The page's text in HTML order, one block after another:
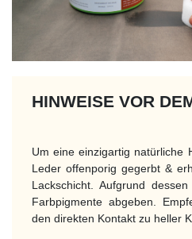
HINWEISE VOR
Um eine einzigartig natürliche
Leder offenporig gegerbt &
Lackschicht. Aufgrund
Farbpigmente abgeben.
den direkten Kontakt zu heller